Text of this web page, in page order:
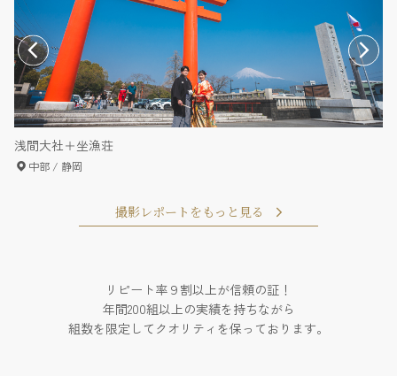
浅間大社＋坐漁荘
中部 / 静岡
撮影レポートをもっと見る
リピート率９割以上が信頼の証！
年間200組以上の実績を持ちながら
組数を限定してクオリティを保っております。